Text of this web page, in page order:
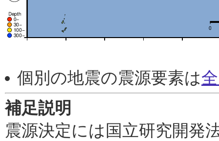
個別の地震の震源要素は
補足説明
震源決定には国立研究開発